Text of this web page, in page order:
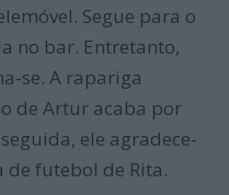
Segue para o
no bar. Entretanto,
se. A rapariga
de Artur acaba por
ele agradece-
futebol de Rita.